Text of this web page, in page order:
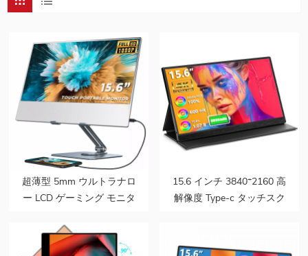
超薄型 5mm ウルトラナロ
ー LCD ゲーミング モニタ
ン 15.6 タッチ ポータブル
モニター ポータブル スピ
15.6 インチ 3840*2160 高
解像度 Type-c タッチスク
バッテリー付き